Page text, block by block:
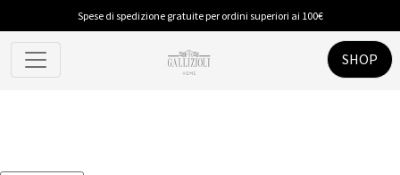
Spese di spedizione gratuite per ordini superiori ai 100€
SHOP